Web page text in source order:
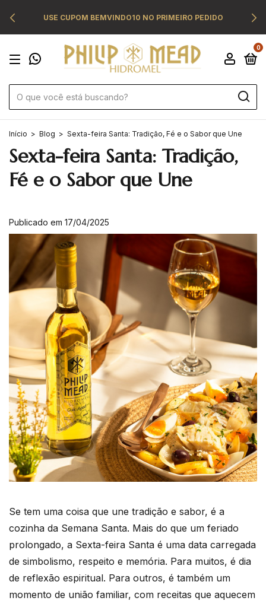
USE CUPOM BEMVINDO10 NO PRIMEIRO PEDIDO
0
Início > Blog > Sexta-feira Santa: Tradição, Fé e o Sabor que Une
Sexta-feira Santa: Tradição,
Fé e o Sabor que Une
Publicado em 17/04/2025
Se tem uma coisa que une tradição e sabor, é a
cozinha da Semana Santa. Mais do que um feriado
prolongado, a Sexta-feira Santa é uma data carregada
de simbolismo, respeito e memória. Para muitos, é dia
de reflexão espiritual. Para outros, é também um
momento de união familiar, com receitas que aquecem